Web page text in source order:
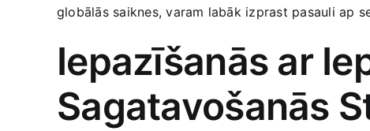
globālās saiknes,​ varam labāk izprast pasauli​ ap
Iepazīšanās ar
Sagatavošanās